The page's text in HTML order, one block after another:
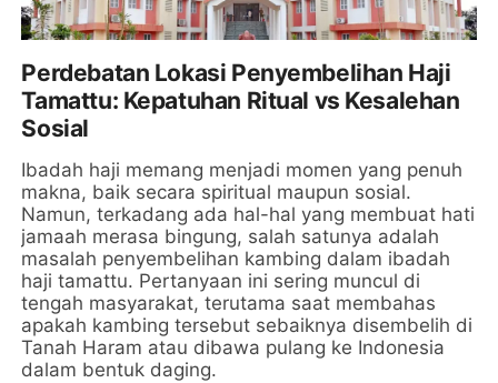
Perdebatan Lokasi Penyembelihan Haji
Tamattu: Kepatuhan Ritual vs Kesalehan
Sosial
Ibadah haji memang menjadi momen yang penuh
makna, baik secara spiritual maupun sosial.
Namun, terkadang ada hal-hal yang membuat hati
jamaah merasa bingung, salah satunya adalah
masalah penyembelihan kambing dalam ibadah
haji tamattu. Pertanyaan ini sering muncul di
tengah masyarakat, terutama saat membahas
apakah kambing tersebut sebaiknya disembelih di
Tanah Haram atau dibawa pulang ke Indonesia
dalam bentuk daging.